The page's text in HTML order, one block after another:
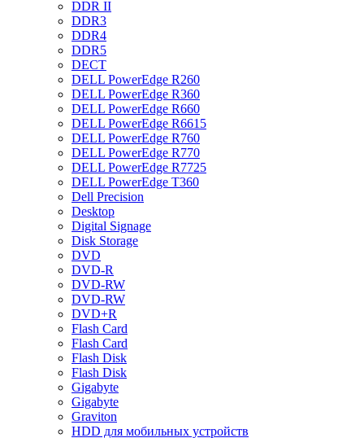
DDR II
DDR3
DDR4
DDR5
DECT
DELL PowerEdge R260
DELL PowerEdge R360
DELL PowerEdge R660
DELL PowerEdge R6615
DELL PowerEdge R760
DELL PowerEdge R770
DELL PowerEdge R7725
DELL PowerEdge T360
Dell Precision
Desktop
Digital Signage
Disk Storage
DVD
DVD-R
DVD-RW
DVD-RW
DVD+R
Flash Card
Flash Card
Flash Disk
Flash Disk
Gigabyte
Gigabyte
Graviton
HDD для мобильных устройств